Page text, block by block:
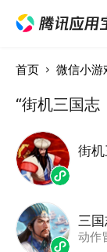
首页 微信小游
“街机三国志
街
三国
动作